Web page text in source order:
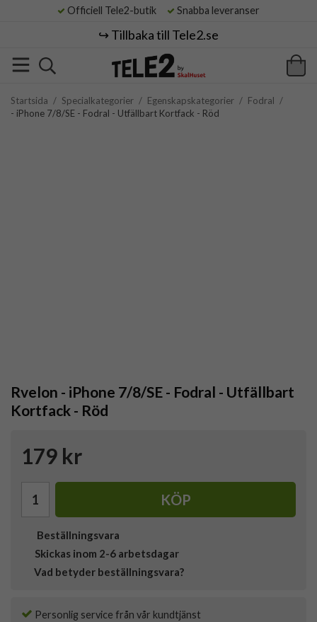
Officiell Tele2-butik Snabba leveranser
↪️ Tillbaka till Tele2.se
Startsida / Specialkategorier / Egenskapskategorier / Fodral /
- iPhone 7/8/SE - Fodral - Utfällbart Kortfack - Röd
Rvelon - iPhone 7/8/SE - Fodral - Utfällbart
Kortfack - Röd
179 kr
KÖP
Beställningsvara
Skickas inom 2-6 arbetsdagar
Vad betyder beställningsvara?
Personlig service från vår kundtjänst